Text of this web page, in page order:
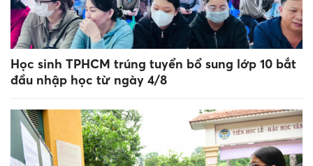
Học sinh TPHCM trúng tuyển bổ sung lớp 10 bắt
đầu nhập học từ ngày 4/8